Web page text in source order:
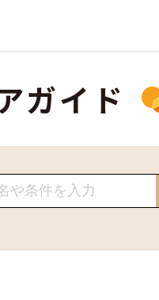
ガイド